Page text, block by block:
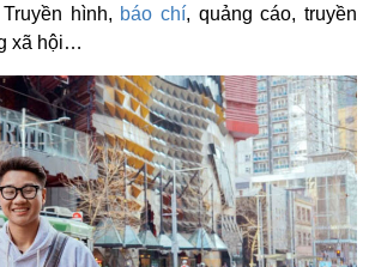
hình, báo chí, quảng cáo, truyền
xã hội…